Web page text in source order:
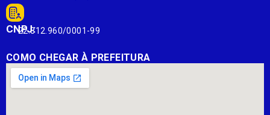
CNPJ:
22.812.960/0001-99
COMO CHEGAR À PREFEITURA